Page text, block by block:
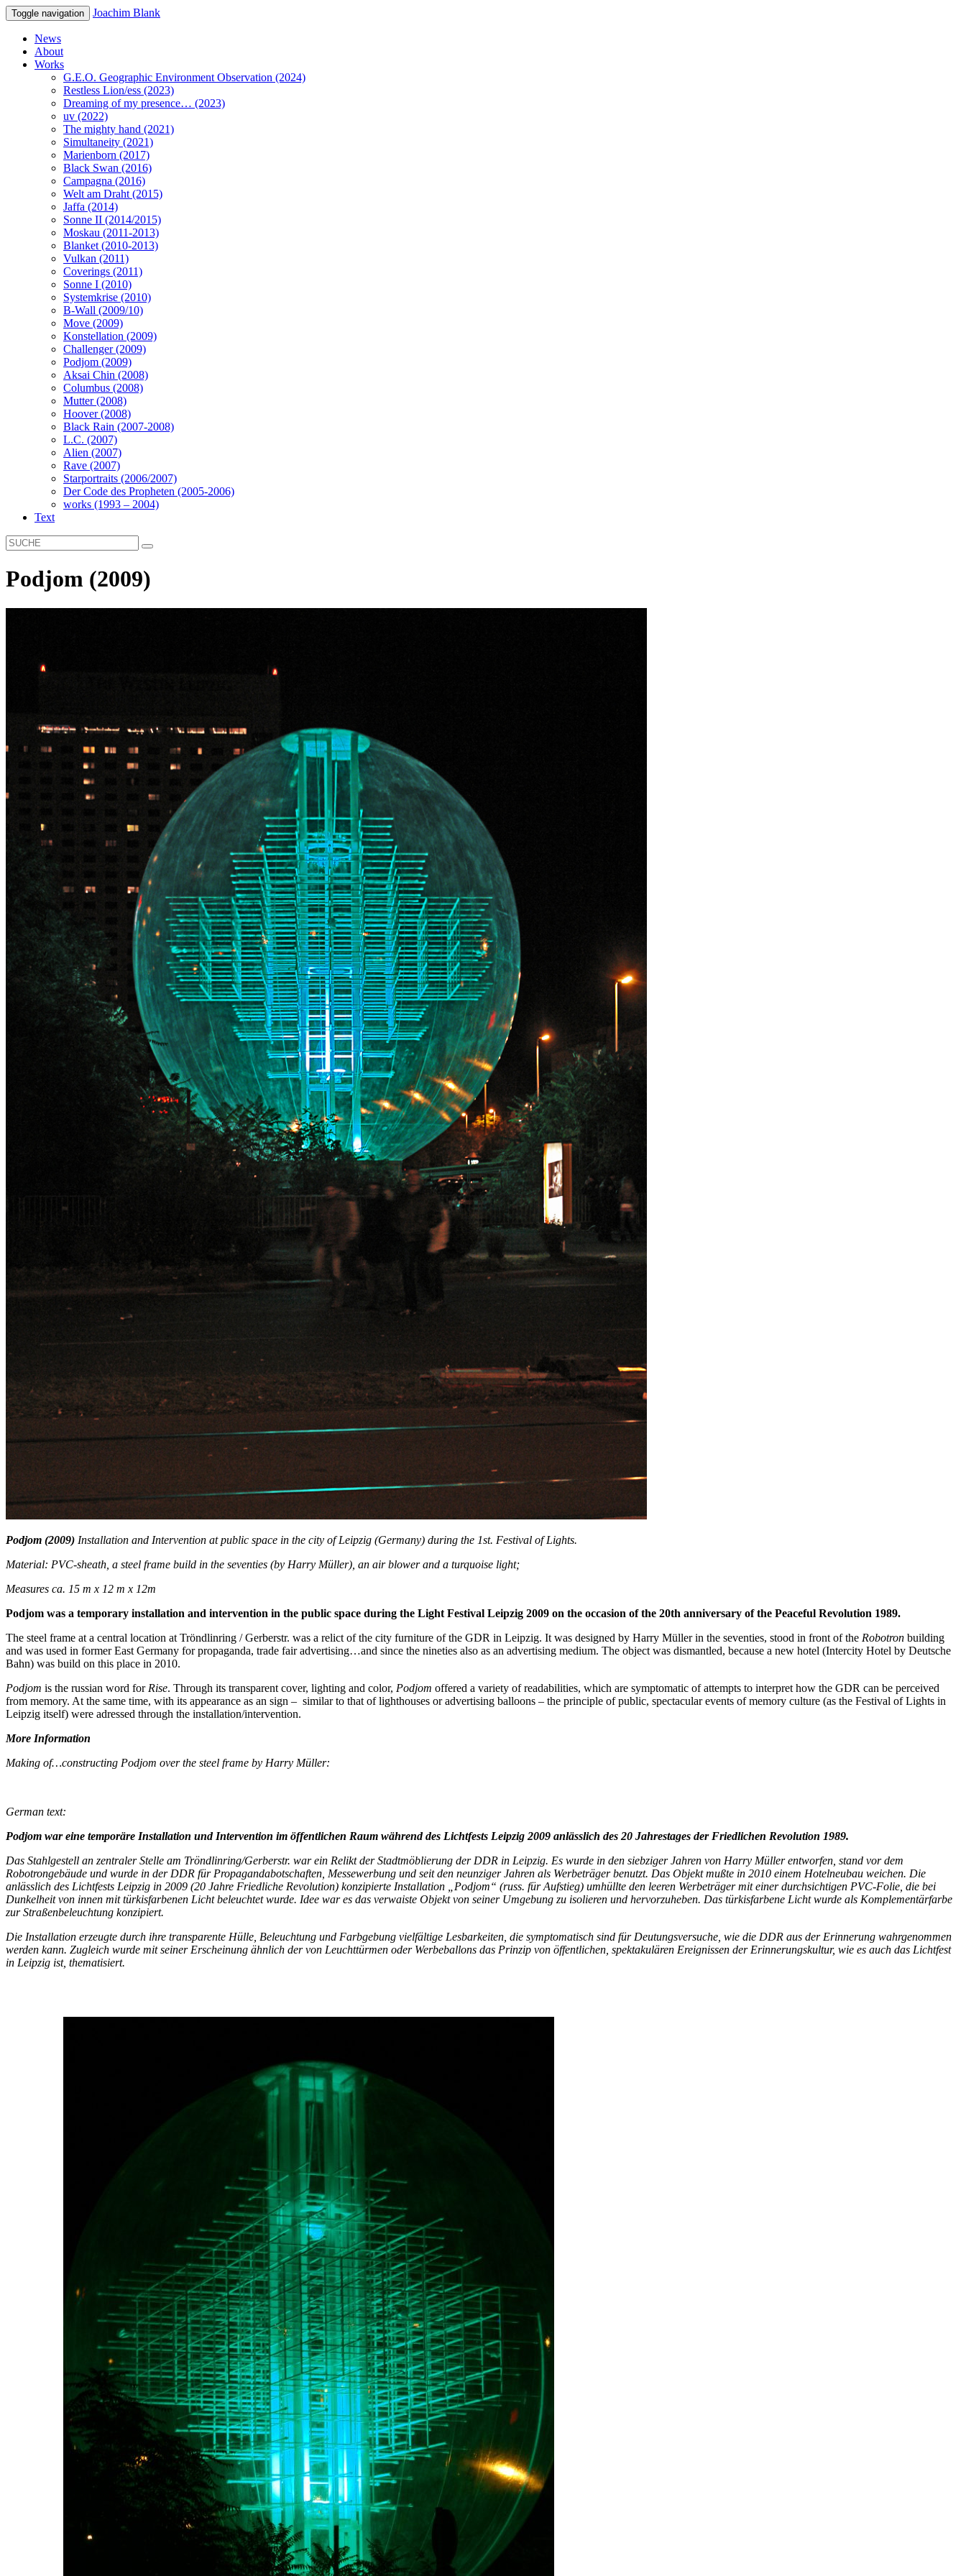
Toggle navigation Joachim Blank
News
About
Works
G.E.O. Geographic Environment Observation (2024)
Restless Lion/ess (2023)
Dreaming of my presence… (2023)
uv (2022)
The mighty hand (2021)
Simultaneity (2021)
Marienborn (2017)
Black Swan (2016)
Campagna (2016)
Welt am Draht (2015)
Jaffa (2014)
Sonne II (2014/2015)
Moskau (2011-2013)
Blanket (2010-2013)
Vulkan (2011)
Coverings (2011)
Sonne I (2010)
Systemkrise (2010)
B-Wall (2009/10)
Move (2009)
Konstellation (2009)
Challenger (2009)
Podjom (2009)
Aksai Chin (2008)
Columbus (2008)
Mutter (2008)
Hoover (2008)
Black Rain (2007-2008)
L.C. (2007)
Alien (2007)
Rave (2007)
Starportraits (2006/2007)
Der Code des Propheten (2005-2006)
works (1993 – 2004)
Text
Podjom (2009)
Podjom (2009) Installation and Intervention at public space in the city of Leipzig (Germany) during the 1st. Festival of Lights.
Material: PVC-sheath, a steel frame build in the seventies (by Harry Müller), an air blower and a turquoise light;
Measures ca. 15 m x 12 m x 12m
Podjom was a temporary installation and intervention in the public space during the Light Festival Leipzig 2009 on the occasion of the 20th anniversary of the Peaceful Revolution 1989.
The steel frame at a central location at Tröndlinring / Gerberstr. was a relict of the city furniture of the GDR in Leipzig. It was designed by Harry Müller in the seventies, stood in front of the Robotron building
and was used in former East Germany for propaganda, trade fair advertising…and since the nineties also as an advertising medium. The object was dismantled, because a new hotel (Intercity Hotel by Deutsche
Bahn) was build on this place in 2010.
Podjom is the russian word for Rise. Through its transparent cover, lighting and color, Podjom offered a variety of readabilities, which are symptomatic of attempts to interpret how the GDR can be perceived
from memory. At the same time, with its appearance as an sign – similar to that of lighthouses or advertising balloons – the principle of public, spectacular events of memory culture (as the Festival of Lights in
Leipzig itself) were adressed through the installation/intervention.
More Information
Making of…constructing Podjom over the steel frame by Harry Müller:
German text:
Podjom war eine temporäre Installation und Intervention im öffentlichen Raum während des Lichtfests Leipzig 2009 anlässlich des 20 Jahrestages der Friedlichen Revolution 1989.
Das Stahlgestell an zentraler Stelle am Tröndlinring/Gerberstr. war ein Relikt der Stadtmöblierung der DDR in Leipzig. Es wurde in den siebziger Jahren von Harry Müller entworfen, stand vor dem
Robotrongebäude und wurde in der DDR für Propagandabotschaften, Messewerbung und seit den neunziger Jahren als Werbeträger benutzt. Das Objekt mußte in 2010 einem Hotelneubau weichen. Die
anlässlich des Lichtfests Leipzig in 2009 (20 Jahre Friedliche Revolution) konzipierte Installation „Podjom“ (russ. für Aufstieg) umhüllte den leeren Werbeträger mit einer durchsichtigen PVC-Folie, die bei
Dunkelheit von innen mit türkisfarbenen Licht beleuchtet wurde. Idee war es das verwaiste Objekt von seiner Umgebung zu isolieren und hervorzuheben. Das türkisfarbene Licht wurde als Komplementärfarbe
zur Straßenbeleuchtung konzipiert.
Die Installation erzeugte durch ihre transparente Hülle, Beleuchtung und Farbgebung vielfältige Lesbarkeiten, die symptomatisch sind für Deutungsversuche, wie die DDR aus der Erinnerung wahrgenommen
werden kann. Zugleich wurde mit seiner Erscheinung ähnlich der von Leuchttürmen oder Werbeballons das Prinzip von öffentlichen, spektakulären Ereignissen der Erinnerungskultur, wie es auch das Lichtfest
in Leipzig ist, thematisiert.